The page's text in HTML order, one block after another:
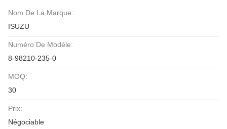
Nom De La Marque:
ISUZU
Numéro De Modèle:
8-98210-235-0
MOQ:
30
Prix:
Négociable